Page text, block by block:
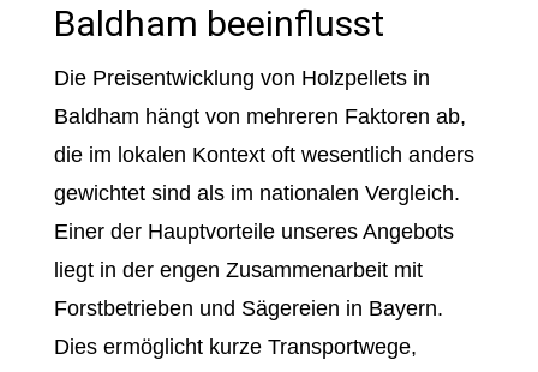
Baldham beeinflusst
Die Preisentwicklung von Holzpellets in
Baldham hängt von mehreren Faktoren ab,
die im lokalen Kontext oft wesentlich anders
gewichtet sind als im nationalen Vergleich.
Einer der Hauptvorteile unseres Angebots
liegt in der engen Zusammenarbeit mit
Forstbetrieben und Sägereien in Bayern.
Dies ermöglicht kurze Transportwege,